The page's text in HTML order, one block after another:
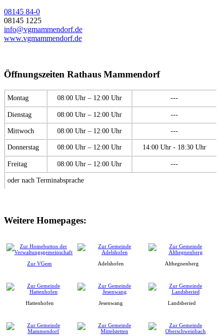
08145 84-0
08145 1225
info@vgmammendorf.de
www.vgmammendorf.de
Öffnungszeiten Rathaus Mammendorf
Montag 08:00 Uhr – 12:00 Uhr ---
Dienstag 08:00 Uhr – 12:00 Uhr ---
Mittwoch 08:00 Uhr – 12:00 Uhr ---
Donnerstag 08:00 Uhr – 12:00 Uhr 14:00 Uhr - 18:30 Uhr
Freitag 08:00 Uhr – 12:00 Uhr ---
oder nach Terminabsprache
Weitere Homepages:
Zur VGem Adelshofen Althegnenberg
Hattenhofen Jesenwang Landsberied